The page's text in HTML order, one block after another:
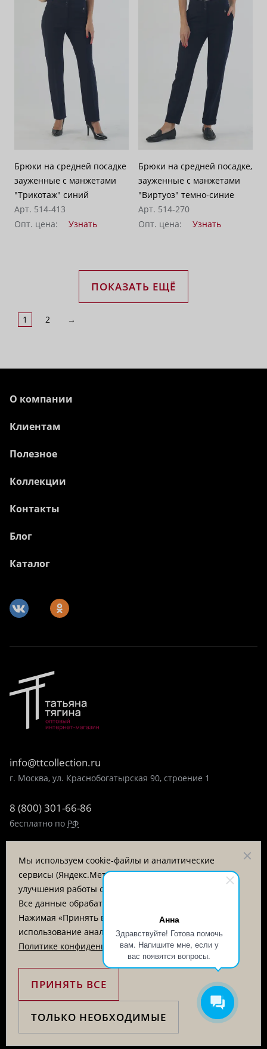
Анна
Здравствуйте! Готова помочь
вам. Напишите мне, если у
вас появятся вопросы.
Брюки на средней посадке
зауженные с манжетами
"Трикотаж" синий
Арт. 514-413
Опт. цена:
Узнать
Брюки на средней посадке,
зауженные с манжетами
"Виртуоз" темно-синие
Арт. 514-270
Опт. цена:
Узнать
ПОКАЗАТЬ ЕЩЁ
1 2 →
О компании
Клиентам
Полезное
Коллекции
Контакты
Блог
Каталог
info@ttcollection.ru
г. Москва, ул. Краснобогатырская 90, строение 1
8 (800) 301-66-86
бесплатно по РФ
пн-пт 9:00-17:00
Заказать звонок
© «Татьяна Тягина», 1995 - 2026
Вся информация на сайте представлена для ознакомления
и не является публичной офертой
Мы используем cookie-файлы и аналитические
сервисы (Яндекс.Метрика, VK Retargeting) для
улучшения работы сайта и анализа посещаемости.
Все данные обрабатываются на серверах в РФ.
Нажимая «Принять все», вы соглашаетесь на
использование аналитических cookie. Подробнее в
Политике конфиденциальности.
ПРИНЯТЬ ВСЕ
ТОЛЬКО НЕОБХОДИМЫЕ